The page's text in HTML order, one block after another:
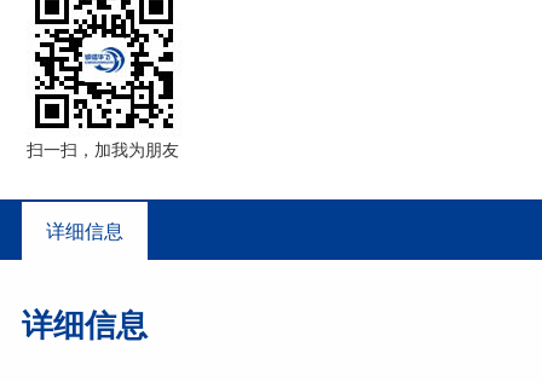
扫一扫，加我为朋友
详细信息
详细信息